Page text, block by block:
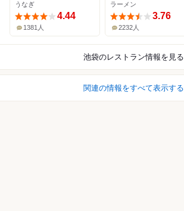
うなぎ
4.44
1381人
ラーメン
3.76
2232人
池袋のレストラン情報を見る
関連の情報をすべて表示する